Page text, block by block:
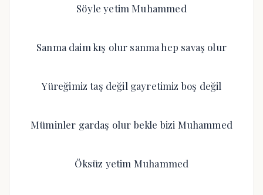
Söyle yetim Muhammed
Sanma daim kış olur sanma hep savaş olur
Yüreğimiz taş değil gayretimiz boş değil
Müminler gardaş olur bekle bizi Muhammed
Öksüz yetim Muhammed